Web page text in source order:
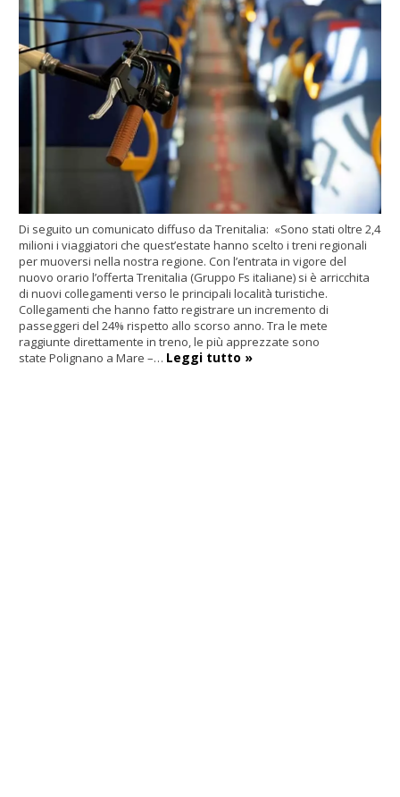
Di seguito un comunicato diffuso da Trenitalia: «Sono stati oltre 2,4
milioni i viaggiatori che quest’estate hanno scelto i treni regionali
per muoversi nella nostra regione. Con l’entrata in vigore del
nuovo orario l’offerta Trenitalia (Gruppo Fs italiane) si è arricchita
di nuovi collegamenti verso le principali località turistiche.
Collegamenti che hanno fatto registrare un incremento di
passeggeri del 24% rispetto allo scorso anno. Tra le mete
raggiunte direttamente in treno, le più apprezzate sono
state Polignano a Mare –… Leggi tutto »